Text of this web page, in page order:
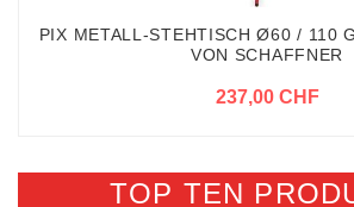
PIX METALL-STEHTISCH Ø60 / 110
VON SCHAFFNER
237,00 CHF
TOP TEN